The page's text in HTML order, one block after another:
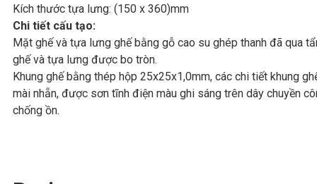
Kích thước tựa lưng: (150 x 360)mm
Chi tiết cấu tạo:
Mặt ghế và tựa lưng ghế bằng gỗ cao su ghép thanh đã qua
ghế và tựa lưng được bo tròn.
Khung ghế bằng thép hộp 25x25x1,0mm, các chi tiết khung
mài nhẵn, được sơn tĩnh điện màu ghi sáng trên dây chuyền
chống ồn.